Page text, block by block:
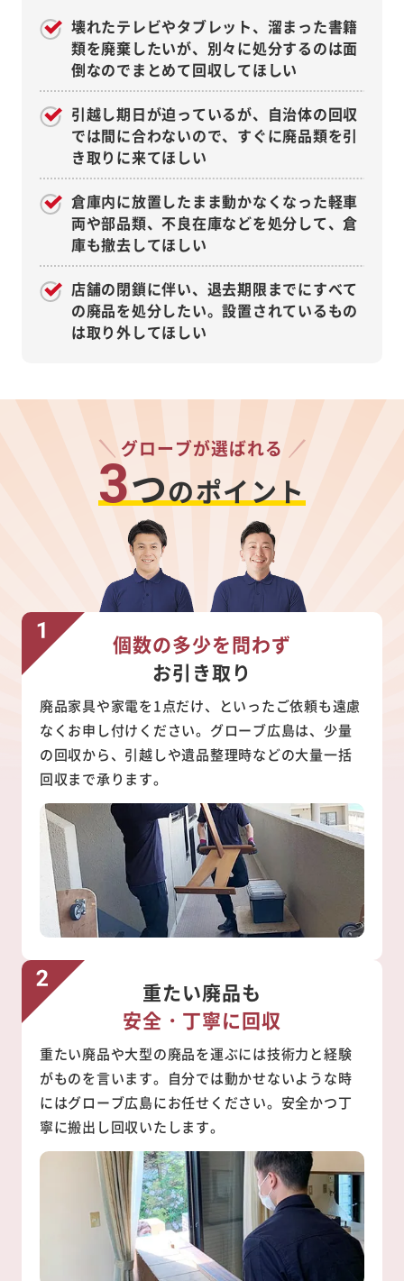
壊れたテレビやタブレット、溜まった書籍
類を廃棄したいが、別々に処分するのは面
倒なのでまとめて回収してほしい
引越し期日が迫っているが、自治体の回収
では間に合わないので、すぐに廃品類を引
き取りに来てほしい
倉庫内に放置したまま動かなくなった軽車
両や部品類、不良在庫などを処分して、倉
庫も撤去してほしい
店舗の閉鎖に伴い、退去期限までにすべて
の廃品を処分したい。設置されているもの
は取り外してほしい
グローブが選ばれる
3つのポイント
個数の多少を問わず
お引き取り
廃品家具や家電を1点だけ、といったご依頼も遠慮
なくお申し付けください。グローブ広島は、少量
の回収から、引越しや遺品整理時などの大量一括
回収まで承ります。
重たい廃品も
安全・丁寧に回収
重たい廃品や大型の廃品を運ぶには技術力と経験
がものを言います。自分では動かせないような時
にはグローブ広島にお任せください。安全かつ丁
寧に搬出し回収いたします。